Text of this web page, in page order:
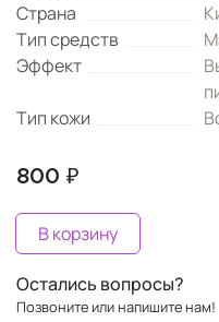
Страна
Тип средств
Эффект
Тип кожи
800 ₽
В корзину
Остались вопросы?
Позвоните или напишите нам!